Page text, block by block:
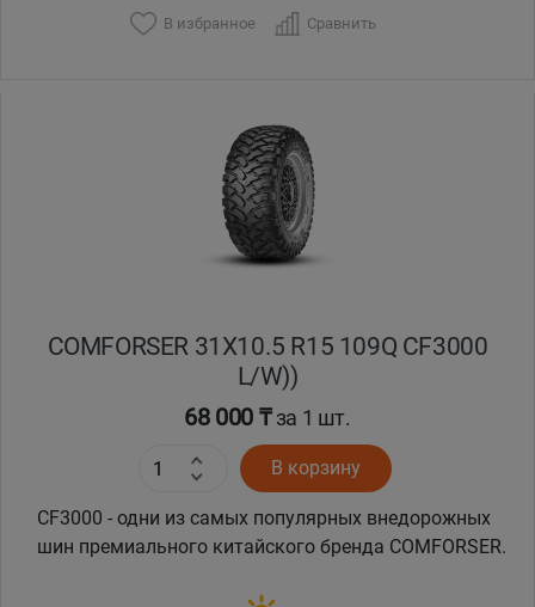
В избранное Сравнить
COMFORSER 31X10.5 R15 109Q CF3000
L/W))
68 000 ₸за 1 шт.
В корзину
CF3000 - одни из самых популярных внедорожных
шин премиального китайского бренда COMFORSER.